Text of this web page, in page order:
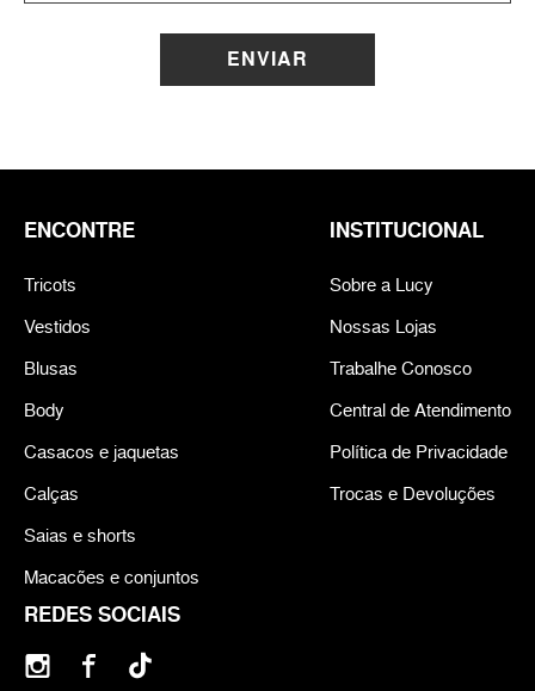
ENVIAR
REDES SOCIAIS
ENCONTRE
Tricots
Vestidos
Blusas
Body
Casacos e jaquetas
Calças
Saias e shorts
Macacões e conjuntos
INSTITUCIONAL
Sobre a Lucy
Nossas Lojas
Trabalhe Conosco
Central de Atendimento
Política de Privacidade
Trocas e Devoluções